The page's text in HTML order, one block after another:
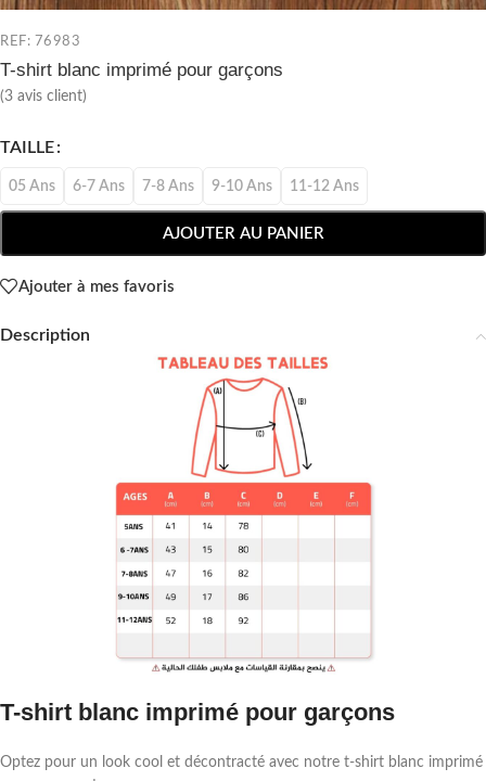
REF: 76983
T-shirt blanc imprimé pour garçons
(3 avis client)
TAILLE
05 Ans 6-7 Ans 7-8 Ans 9-10 Ans 11-12 Ans
AJOUTER AU PANIER
Ajouter à mes favoris
Description
T-shirt blanc imprimé pour garçons
Optez pour un look cool et décontracté avec notre t-shirt blanc imprimé